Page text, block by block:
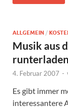
ALLGEMEIN /
Musik aus
4. Februar 2007 -
Es gibt immer
interessantere